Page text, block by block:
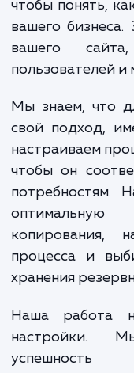
Наши
работ, чтобы
копирование
анализа
чтобы понять,
вашего
вашего
Мы знаем, что
свой подход,